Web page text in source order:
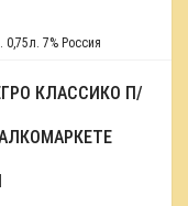
7% Россия
КЛАССИКО П/